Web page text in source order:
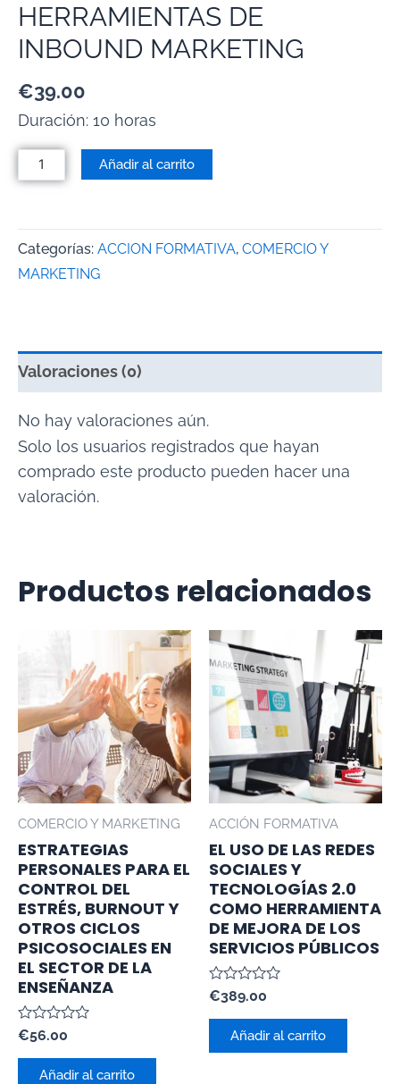
HERRAMIENTAS DE
INBOUND MARKETING
€39.00
Duración: 10 horas
Añadir al carrito
Categorías: ACCION FORMATIVA, COMERCIO Y
MARKETING
Valoraciones (0)
No hay valoraciones aún.
Solo los usuarios registrados que hayan
comprado este producto pueden hacer una
valoración.
Productos relacionados
COMERCIO Y MARKETING
ESTRATEGIAS
PERSONALES PARA EL
CONTROL DEL
ESTRÉS, BURNOUT Y
OTROS CICLOS
PSICOSOCIALES EN
EL SECTOR DE LA
ENSEÑANZA
Valorado
con
0
€56.00
Añadir al carrito
ACCIÓN FORMATIVA
EL USO DE LAS REDES
SOCIALES Y
TECNOLOGÍAS 2.0
COMO HERRAMIENTA
DE MEJORA DE LOS
SERVICIOS PÚBLICOS
Valorado
con
0
€389.00
Añadir al carrito